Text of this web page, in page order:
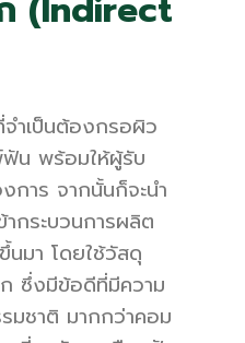
ำเป็นต้องกรอผิว
น พร้อมให้ผู้รับ
การ จากนั้นก็จะนำ
กระบวนการผลิต
นมา โดยใช้วัสดุ
ซึ่งมีข้อดีที่มีความ
มชาติ มากกว่าคอม